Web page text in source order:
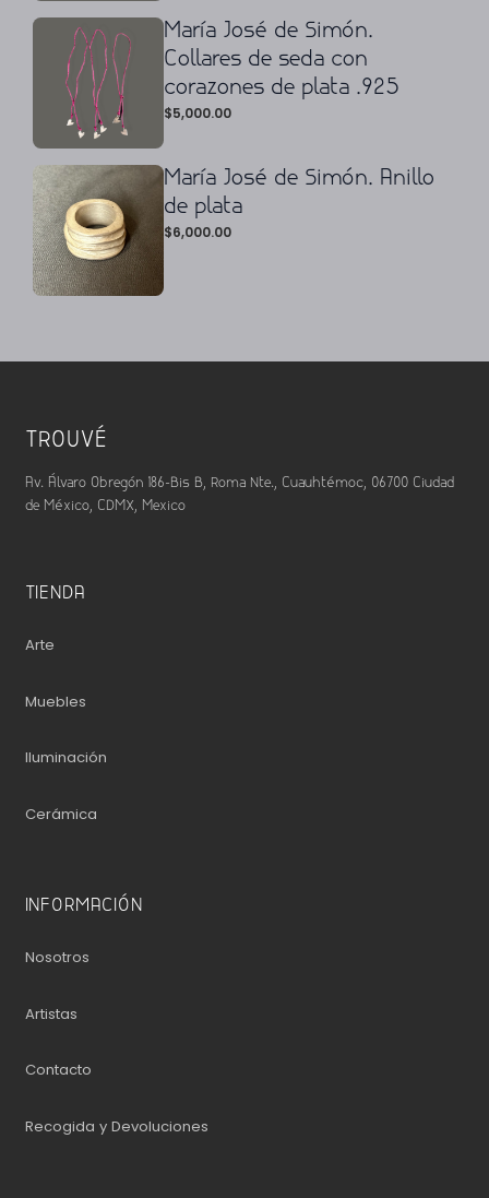
María José de Simón.
Collares de seda con
corazones de plata .925
$5,000.00
María José de Simón. Anillo
de plata
$6,000.00
TROUVÉ
Av. Álvaro Obregón 186-Bis B, Roma Nte., Cuauhtémoc, 06700 Ciudad
de México, CDMX, Mexico
TIENDA
Arte
Muebles
Iluminación
Cerámica
INFORMACIÓN
Nosotros
Artistas
Contacto
Recogida y Devoluciones